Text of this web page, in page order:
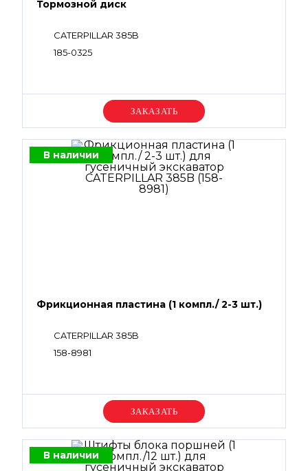
Тормозной диск
CATERPILLAR 385B
185-0325
Уточняйте цену
В наличии
Фрикционная пластина (1 компл./ 2-3 шт.)
CATERPILLAR 385B
158-8981
Уточняйте цену
В наличии